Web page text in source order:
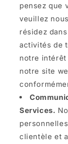
pensez que
veuillez
résidez
activités de
notre intérêt
notre site
Services.
clientèle et